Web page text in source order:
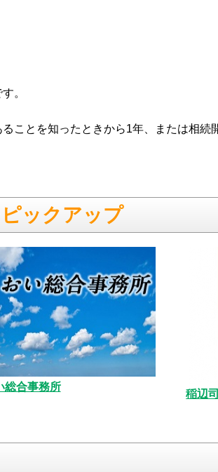
。
ことを知ったときから1年、または相続
ックアップ
総合事務所
稲辺